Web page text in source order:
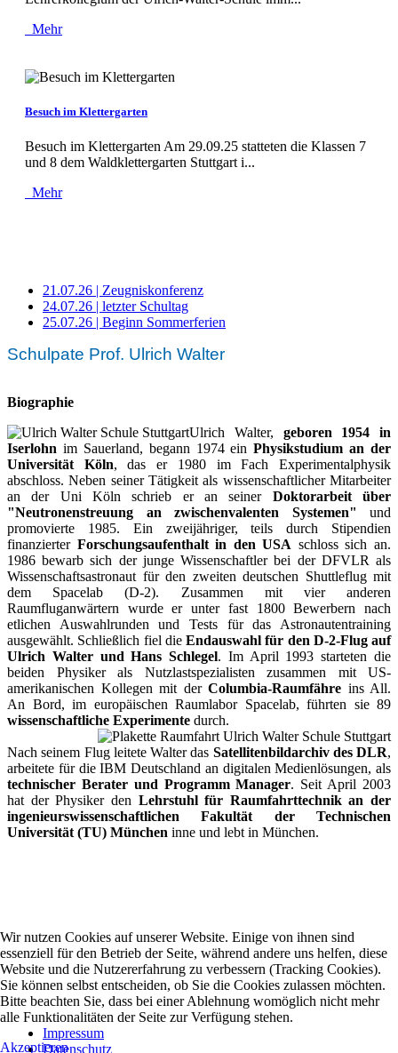
Mehr
Besuch im Klettergarten
Besuch im Klettergarten Am 29.09.25 statteten die Klassen 7
und 8 dem Waldklettergarten Stuttgart i...
Mehr
21.07.26 | Zeugniskonferenz
24.07.26 | letzter Schultag
25.07.26 | Beginn Sommerferien
Schulpate Prof. Ulrich Walter
Biographie
Ulrich Walter, geboren 1954 in
Iserlohn im Sauerland, begann 1974 einPhysikstudium an der
Universität Köln, das er 1980 im Fach Experimentalphysik
abschloss. Neben seiner Tätigkeit als wissenschaftlicher Mitarbeiter
an der Uni Köln schrieb er an seiner Doktorarbeit über
"Neutronenstreuung an zwischenvalenten Systemen" und
promovierte 1985. Ein zweijähriger, teils durch Stipendien
finanzierter Forschungsaufenthalt in den USA schloss sich an.
1986 bewarb sich der junge Wissenschaftler bei der DFVLR als
Wissenschaftsastronaut für den zweiten deutschen Shuttleflug mit
dem Spacelab (D-2). Zusammen mit vier anderen
Raumfluganwärtern wurde er unter fast 1800 Bewerbern nach
etlichen Auswahlrunden und Tests für das Astronautentraining
ausgewählt. Schließlich fiel die Endauswahl für den D-2-Flug auf
Ulrich Walter und Hans Schlegel. Im April 1993 starteten die
beiden Physiker als Nutzlastspezialisten zusammen mit US-
amerikanischen Kollegen mit der Columbia-Raumfähre ins All.
An Bord, im europäischen Raumlabor Spacelab, führten sie 89
wissenschaftliche Experimente durch.
Nach seinem Flug leitete Walter das Satellitenbildarchiv des DLR,
arbeitete für die IBM Deutschland an digitalen Medienlösungen, als
technischer Berater und Programm Manager. Seit April 2003
hat der Physiker den Lehrstuhl für Raumfahrttechnik an der
ingenieurswissenschaftlichen Fakultät der Technischen
Universität (TU) München inne und lebt in München.
Tel: 07141 – 487 33 77
Fax: 07141 – 487 30 03
info@uw-ps.de
www.uw-ps.de
Impressum
Datenschutz
Wir nutzen Cookies auf unserer Website. Einige von ihnen sind
essenziell für den Betrieb der Seite, während andere uns helfen, diese
Website und die Nutzererfahrung zu verbessern (Tracking Cookies).
Sie können selbst entscheiden, ob Sie die Cookies zulassen möchten.
Bitte beachten Sie, dass bei einer Ablehnung womöglich nicht mehr
alle Funktionalitäten der Seite zur Verfügung stehen.
Akzeptieren